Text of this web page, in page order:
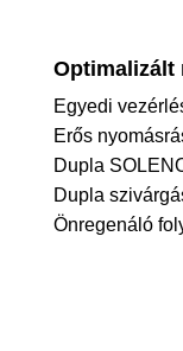
Optimalizált
Egyedi
Erős
Dupla
Dupla
Önregenáló